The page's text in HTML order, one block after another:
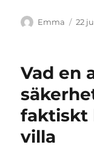
Författare
Emma 22
Vad en
faktiskt
villa